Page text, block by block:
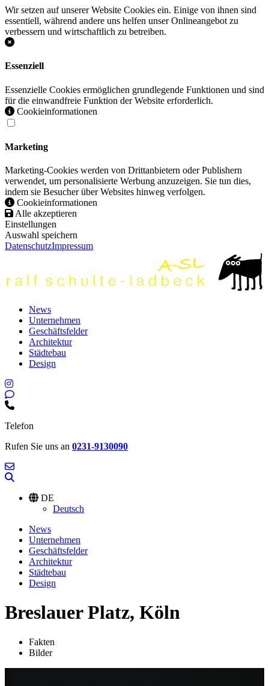
Wir setzen auf unserer Website Cookies ein. Einige von ihnen sind
essentiell, während andere uns helfen unser Onlineangebot zu
verbessern und wirtschaftlich zu betreiben.
Essenziell
Essenzielle Cookies ermöglichen grundlegende Funktionen und sind
für die einwandfreie Funktion der Website erforderlich.
Cookieinformationen
Marketing
Marketing-Cookies werden von Drittanbietern oder Publishern
verwendet, um personalisierte Werbung anzuzeigen. Sie tun dies,
indem sie Besucher über Websites hinweg verfolgen.
Cookieinformationen
Alle akzeptieren
Einstellungen
Auswahl speichern
DatenschutzImpressum
News
Unternehmen
Geschäftsfelder
Architektur
Städtebau
Design
Telefon
Rufen Sie uns an 0231-9130090
DE
Deutsch
News
Unternehmen
Geschäftsfelder
Architektur
Städtebau
Design
Breslauer Platz, Köln
Fakten
Bilder